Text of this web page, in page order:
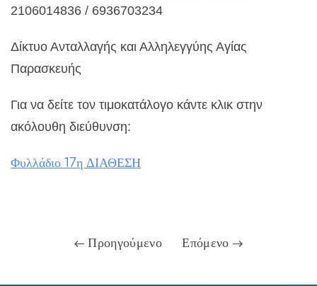
2106014836 / 6936703234
Δίκτυο Ανταλλαγής και Αλληλεγγύης Αγίας
Παρασκευής
Για να δείτε τον τιμοκατάλογο κάντε κλικ στην
ακόλουθη διεύθυνση:
Φυλλάδιο 17η ΔΙΑΘΕΣΗ
Προηγούμενο Επόμενο